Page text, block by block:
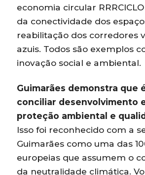
economia circular
da conectividade dos
reabilitação dos corredores
azuis. Todos são exemplos
inovação social e ambiental.
Guimarães demonstra que
conciliar desenvolvimento
proteção ambiental e
Isso foi reconhecido com a
Guimarães como uma das
europeias que assumem o
da neutralidade climática.